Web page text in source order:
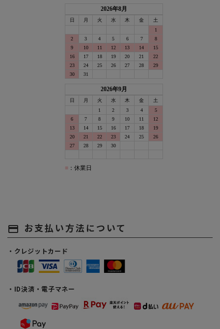
payment お支払い方法について
・クレジットカード
・ID決済・電子マネー